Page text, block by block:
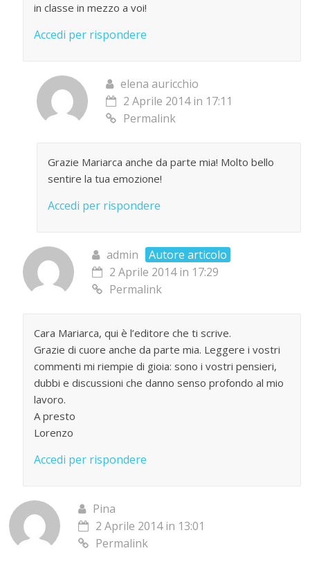
in classe in mezzo a voi!
Accedi per rispondere
elena auricchio
2 Aprile 2014 in 17:11
Permalink
Grazie Mariarca anche da parte mia! Molto bello
sentire la tua emozione!
Accedi per rispondere
admin
Autore articolo
2 Aprile 2014 in 17:29
Permalink
Cara Mariarca, qui è l’editore che ti scrive.
Grazie di cuore anche da parte mia. Leggere i vostri
commenti mi riempie di gioia: sono i vostri pensieri,
dubbi e discussioni che danno senso profondo al mio
lavoro.
A presto
Lorenzo
Accedi per rispondere
Pina
2 Aprile 2014 in 13:01
Permalink